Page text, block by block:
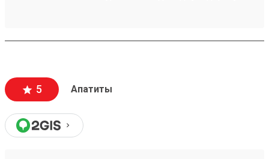
подскажут как лучше упаковать. Заказы
5 Апатиты